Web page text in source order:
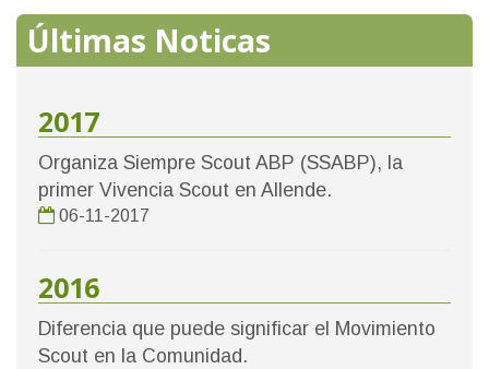
Últimas Noticas
2017
Organiza Siempre Scout ABP (SSABP), la
primer Vivencia Scout en Allende.
06-11-2017
2016
Diferencia que puede significar el Movimiento
Scout en la Comunidad.